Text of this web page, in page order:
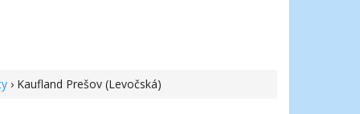
› Kaufland Prešov (Levočská)